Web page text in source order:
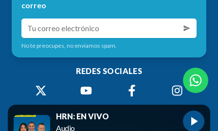
correo
No te preocupes, no enviamos spam.
REDES SOCIALES
HRN: EN VIVO
Audio